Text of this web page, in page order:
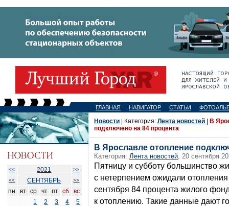
ГЛАВНАЯ НАВИГАТОР СТАТЬИ
<< 2021
>>
<<
СЕНТЯБРЬ >>
пн вт ср чт пт сб
вс
1
2 3 4
5
Новости | Категория: Лента новостей
В
подключено на 84 процента
В Ярославле отопление
Категория: Лента новостей, 20 сентября
Пятницу и субботу большинство
с нетерпением ожидали
сентября 84 процента жилого
к отоплению. Такие данные дают